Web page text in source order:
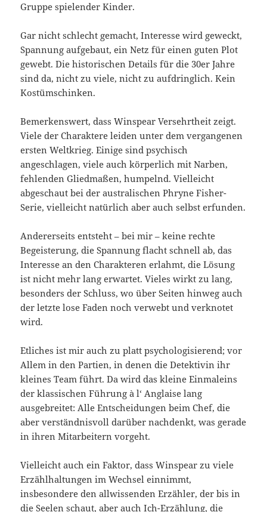
Gruppe spielender Kinder.
Gar nicht schlecht gemacht, Interesse wird geweckt,
Spannung aufgebaut, ein Netz für einen guten Plot
gewebt. Die historischen Details für die 30er Jahre
sind da, nicht zu viele, nicht zu aufdringlich. Kein
Kostümschinken.
Bemerkenswert, dass Winspear Versehrtheit zeigt.
Viele der Charaktere leiden unter dem vergangenen
ersten Weltkrieg. Einige sind psychisch
angeschlagen, viele auch körperlich mit Narben,
fehlenden Gliedmaßen, humpelnd. Vielleicht
abgeschaut bei der australischen Phryne Fisher-
Serie, vielleicht natürlich aber auch selbst erfunden.
Andererseits entsteht – bei mir – keine rechte
Begeisterung, die Spannung flacht schnell ab, das
Interesse an den Charakteren erlahmt, die Lösung
ist nicht mehr lang erwartet. Vieles wirkt zu lang,
besonders der Schluss, wo über Seiten hinweg auch
der letzte lose Faden noch verwebt und verknotet
wird.
Etliches ist mir auch zu platt psychologisierend; vor
Allem in den Partien, in denen die Detektivin ihr
kleines Team führt. Da wird das kleine Einmaleins
der klassischen Führung à l‘ Anglaise lang
ausgebreitet: Alle Entscheidungen beim Chef, die
aber verständnisvoll darüber nachdenkt, was gerade
in ihren Mitarbeitern vorgeht.
Vielleicht auch ein Faktor, dass Winspear zu viele
Erzählhaltungen im Wechsel einnimmt,
insbesondere den allwissenden Erzähler, der bis in
die Seelen schaut, aber auch Ich-Erzählung, die